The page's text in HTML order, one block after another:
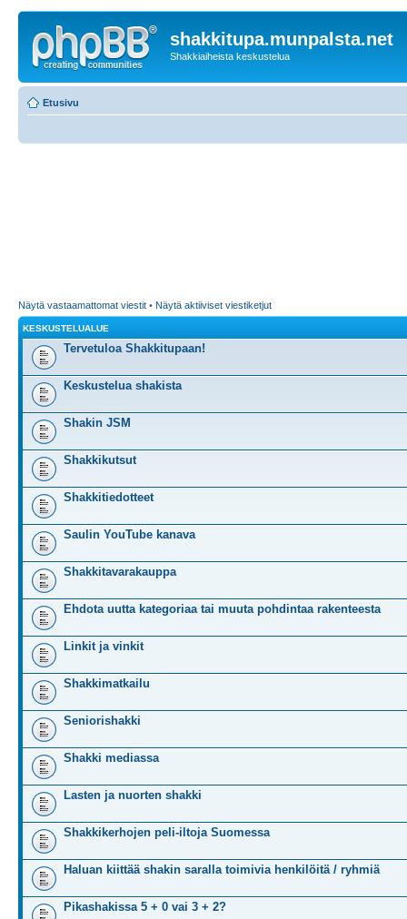
shakkitupa.munpalsta.net
Shakkiaiheista keskustelua
Etusivu
Näytä vastaamattomat viestit • Näytä aktiiviset viestiketjut
KESKUSTELUALUE
Tervetuloa Shakkitupaan!
Keskustelua shakista
Shakin JSM
Shakkikutsut
Shakkitiedotteet
Saulin YouTube kanava
Shakkitavarakauppa
Ehdota uutta kategoriaa tai muuta pohdintaa rakenteesta
Linkit ja vinkit
Shakkimatkailu
Seniorishakki
Shakki mediassa
Lasten ja nuorten shakki
Shakkikerhojen peli-iltoja Suomessa
Haluan kiittää shakin saralla toimivia henkilöitä / ryhmiä
Pikashakissa 5 + 0 vai 3 + 2?